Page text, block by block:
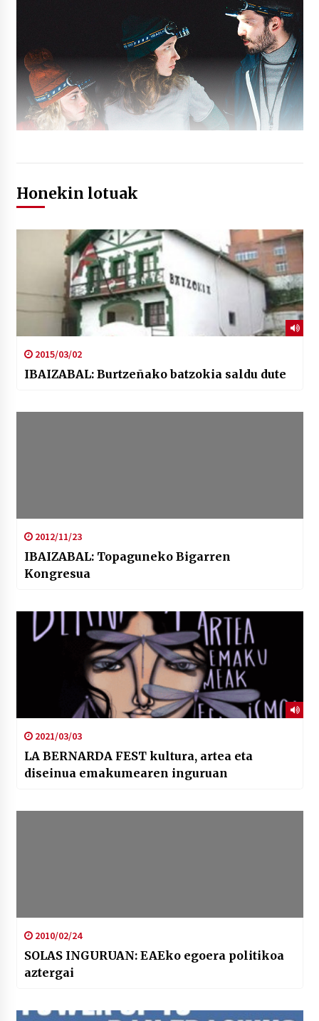
Honekin lotuak
2015/03/02
IBAIZABAL: Burtzeñako batzokia saldu dute
2012/11/23
IBAIZABAL: Topaguneko Bigarren
Kongresua
2021/03/03
LA BERNARDA FEST kultura, artea eta
diseinua emakumearen inguruan
2010/02/24
SOLAS INGURUAN: EAEko egoera politikoa
aztergai